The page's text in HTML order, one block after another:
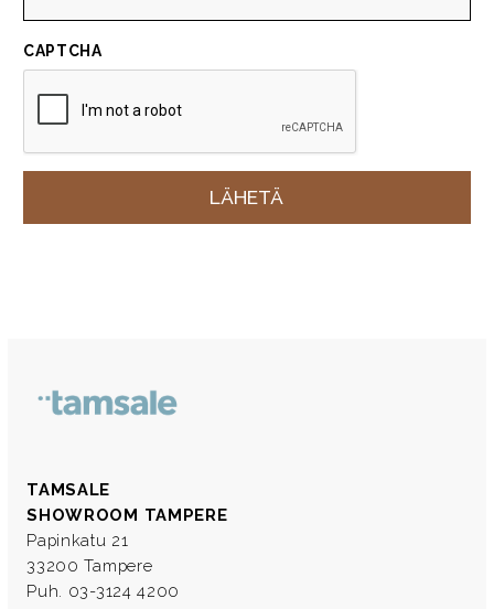
CAPTCHA
TAMSALE
SHOWROOM TAMPERE
Papinkatu 21
33200 Tampere
Puh. 03-3124 4200